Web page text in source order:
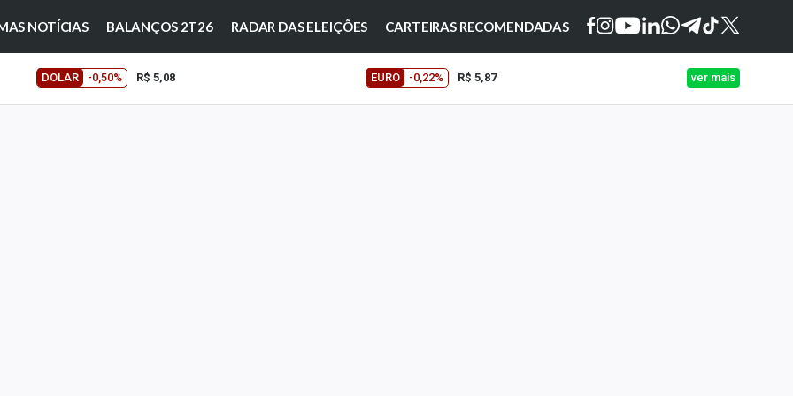
NOTÍCIAS BALANÇOS 2T26 RADAR DAS ELEIÇÕES CARTEIRAS RECOMENDADAS
DOLAR -0,50% R$ 5,08 EURO -0,22% R$ 5,87 ver mais